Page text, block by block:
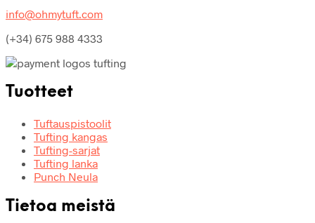
info@ohmytuft.com
(+34) 675 988 4333
Tuotteet
Tuftauspistoolit
Tufting kangas
Tufting-sarjat
Tufting lanka
Punch Neula
Tietoa meistä